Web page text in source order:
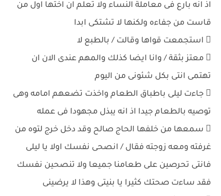
اذ انه بارع فى معاملة النساء ولا تعلم ان اختها اول من
قاست من جفاءه ولكنها لا تشتكى ابدا
 استجمعت قواها وقالت / بالطبع لا
 معتز بثقة / وانا ايضا كذلك والمهم عندى الان ان
تهتمى انتى بكل شئونى من اليوم
 جاءت ليلى باطباق الطعام واخذت تضعهم امامه وهى
توصيه بالطعام جيدا اذ انه يبذل مجهودا فى عمله
 سمعها من خلفها الحاج صالح وقد دخل خرج لتوه من
غرفته ومعه زوجته فقال / انصحى نفسك اولا يا ليلى
فانتى تحرصين على طعامنا جميعا ولا تنصحين نفسك
فقد ساءت صحتك كثيرا يا بنيتى وهذا لا يرضينى